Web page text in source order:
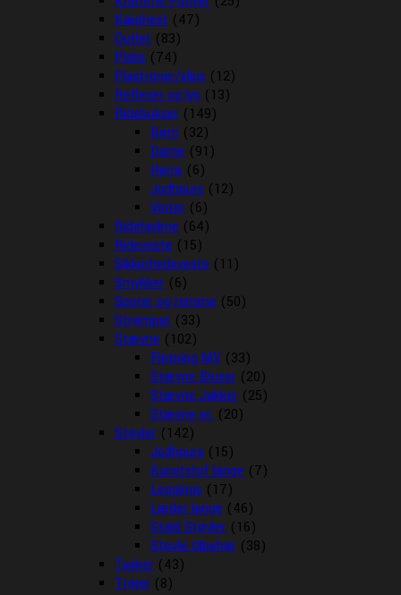
Kæphest (47)
Outlet (83)
Piske (74)
Plastroner/slips (12)
Reflexer og lys (13)
Ridebukser (149)
Børn (32)
Dame (91)
Herre (6)
Jodhpurs (12)
Vinter (6)
Ridehjelme (64)
Rideveste (15)
Sikkerhedsveste (11)
Smykker (6)
Sporer og remme (50)
Strømper (33)
Stævne (102)
Fletning MV (33)
Stævne Bluser (20)
Stævne Jakker (25)
Stævne nr. (20)
Støvler (142)
Jodhpurs (15)
Kunststof lange (7)
Leggings (17)
Læder lange (46)
Stald Støvler (16)
Støvle tilbehør (38)
Tasker (43)
Trøjer (8)